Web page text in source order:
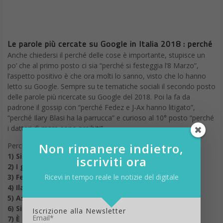
Le parole più cercate su Google in Italia 2018 : perché
Anche chiedersi il perché delle cose è importante, stupisce un
po’ che al primo posto ci sia “perché si festeggia l’8 Marzo”,
l’aspetto positivo è che ora molti lo sanno, visto che lo hanno
letto su Google. Sempre su te tematiche sociali il secondo posto
delle parole più ricercate su Google del 2018. Poi la fa da
padrone il gossip con “perché Fedez e J-Ax hanno litigato”,
“perché Ilary Blasi ha la parrucca” e curioso al 10° posto “perché
i datteri di mare sono proibiti”
Perché…
1) Si festeggia l’8 marzo
2) I giocatori hanno un segno rosso in faccia
3) Fedez e J-Ax hanno litigato
4) Ilary Blasi ha la parrucca
5) Asia Argento non conduce più X Factor
6) Si dice ferragosto
7) È morto Avicii
Non rimanere indietro,
iscriviti ora
Ricevi in tempo reale le notizie del digitale
Iscrizione alla Newsletter
Email*